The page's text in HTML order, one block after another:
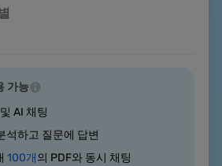
가능
AI 채팅
석하고 질문에 답변
100개 의 PDF와 동시 채팅